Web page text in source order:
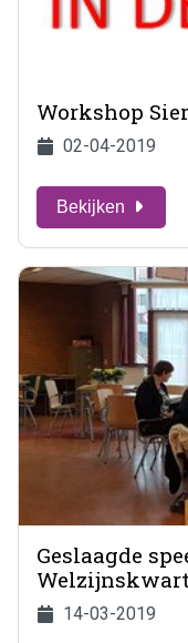
Workshop
02-04-2019
Bekijken
Geslaagde
14-03-2019